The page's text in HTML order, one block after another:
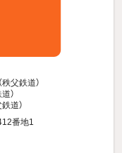
秩父鉄道）
）
道）
番地1